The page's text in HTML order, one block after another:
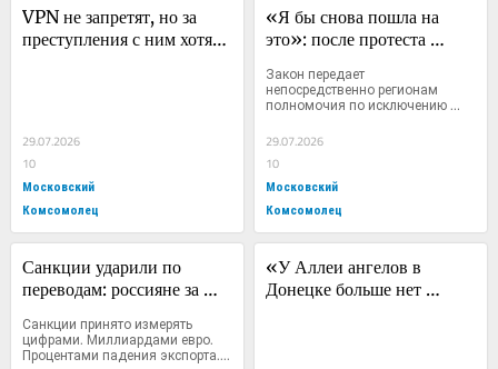
VPN не запретят, но за
преступления с ним хотят
29.07.2026
10
Московский
Комсомолец
«Я бы снова пошла на
это»: после протеста
памятниках 72-летняя
ученая встретилась с
Закон передает
непосредственно регионам
полномочия по исключению
29.07.2026
10
Московский
Комсомолец
Санкции ударили по
переводам: россияне за
привычных сервисов
Санкции принято измерять
цифрами. Миллиардами евро.
Процентами падения экспорта....
«У Аллеи ангелов в
Донецке больше нет